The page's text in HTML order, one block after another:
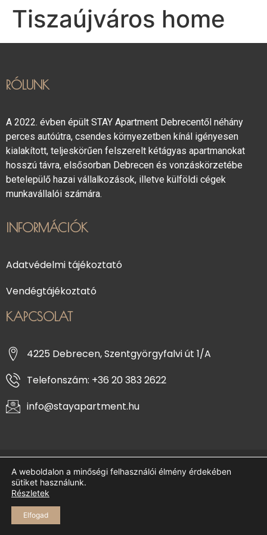
Tiszaújváros home
RÓLUNK
A 2022. évben épült STAY Apartment Debrecentől néhány
perces autóútra, csendes környezetben kínál igényesen
kialakított, teljeskörűen felszerelt kétágyas apartmanokat
hosszú távra, elsősorban Debrecen és vonzáskörzetébe
betelepülő hazai vállalkozások, illetve külföldi cégek
munkavállalói számára.
INFORMÁCIÓK
Adatvédelmi tájékoztató
Vendégtájékoztató
KAPCSOLAT
4225 Debrecen, Szentgyörgyfalvi út 1/A
Telefonszám: +36 20 383 2622
info@stayapartment.hu
Copyright © 2026 Stay Apartment
A weboldalon a minőségi felhasználói élmény érdekében
sütiket használunk.
Részletek
Elfogad